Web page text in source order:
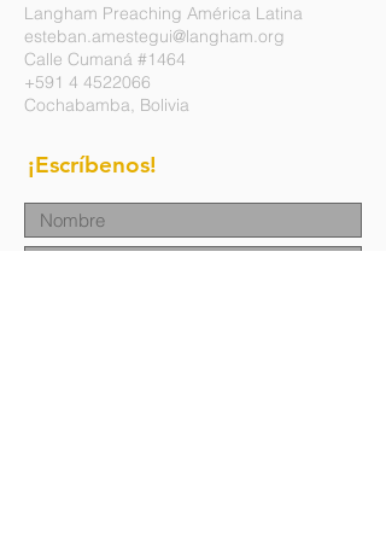
Langham Preaching América Latina
esteban.amestegui@langham.org
Calle Cumaná #1464
+591 4 4522066
Cochabamba, Bolivia
¡Escríbenos!